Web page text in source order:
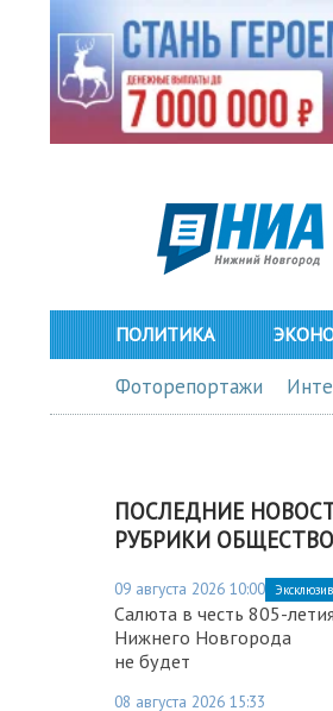
ПОЛИТИКА
Фоторепортажи
ПОСЛЕДНИЕ
РУБРИКИ ОБЩЕСТВО
09 августа 2026 10:00 Эксклюзив
Салюта в честь 805-летия
Нижнего Новгорода
не будет
08 августа 2026 15:33